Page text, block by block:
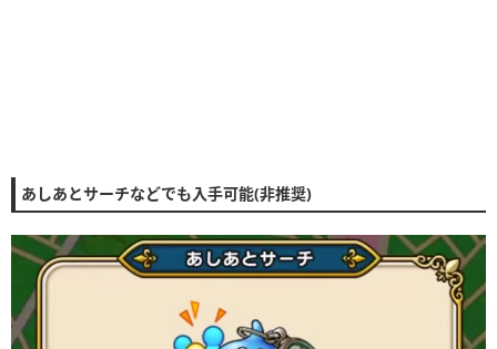
あしあとサーチなどでも入手可能(非推奨)